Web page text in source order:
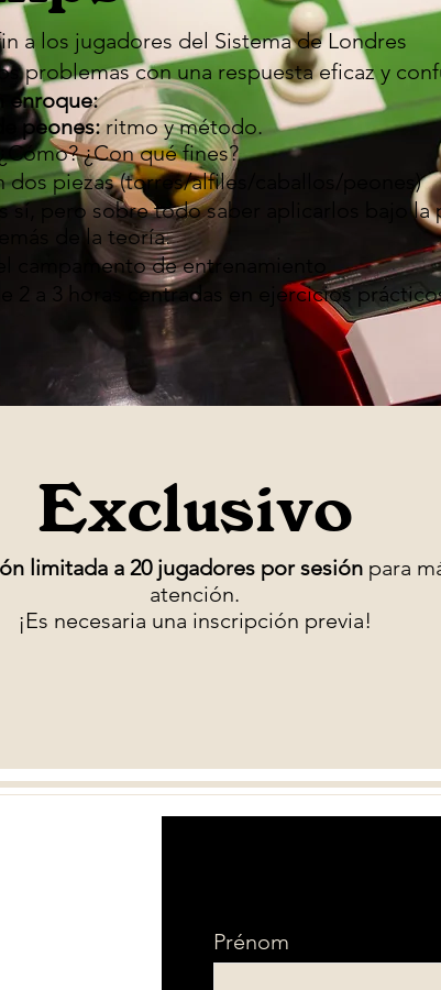
a los jugadores del Sistema de Londres
problemas con una respuesta eficaz y
enroque:
peones:ritmo y método.
¿Con qué fines?
dos piezas (torres/alfiles/caballos/peones)
sí, pero sobre todo saber aplicarlos bajo
de la teoría.
campamento de entrenamiento
2 a 3 horas centradas en ejercicios
Exclusivo
limitada a 20 jugadores por sesiónpara
atención.
¡Es necesaria una inscripción previa!
Prénom